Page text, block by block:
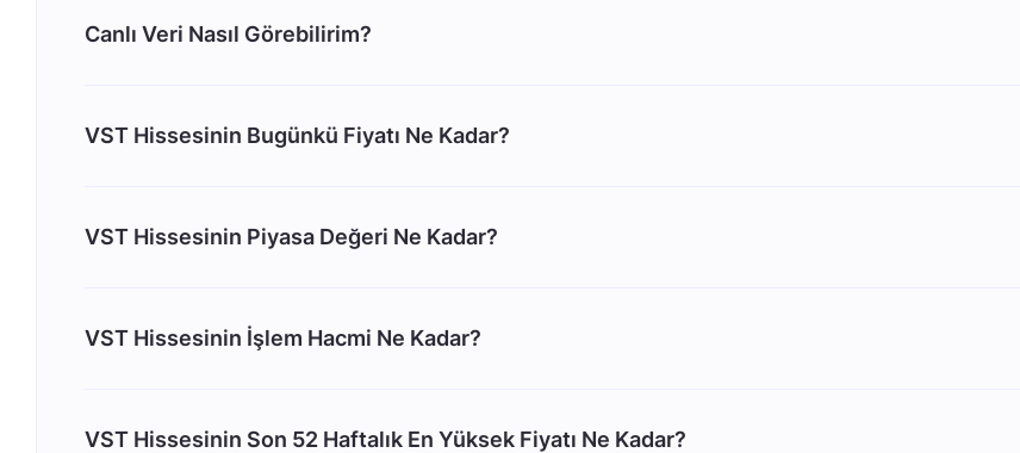
Canlı Veri Nasıl Görebilirim?
VST Hissesinin Bugünkü Fiyatı Ne Kadar?
VST Hissesinin Piyasa Değeri Ne Kadar?
VST Hissesinin İşlem Hacmi Ne Kadar?
VST Hissesinin Son 52 Haftalık En Yüksek Fiyatı Ne Kadar?